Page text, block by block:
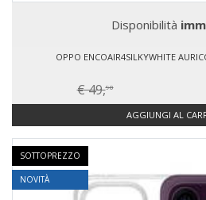
Disponibilità
OPPO ENCOAIR4SILKYWHITE
€ 49,90
AGGIUNGI AL
SOTTOPREZZO
NOVITÀ